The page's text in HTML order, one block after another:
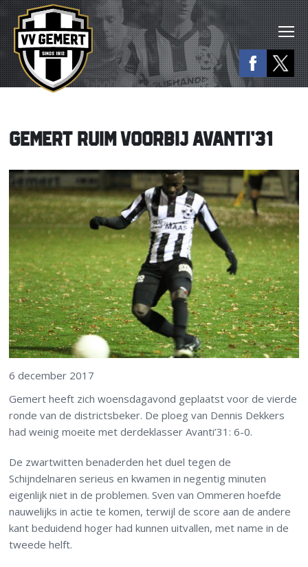
GEMERT RUIM VOORBIJ AVANTI’31
6 december 2017
Gemert heeft zich woensdagavond geplaatst voor de vierde
ronde van de districtsbeker. De ploeg van Dennis Dekkers
had weinig moeite met derdeklasser Avanti’31: 6-0.
De zwartwitten benaderden het duel tegen de
Schijndelnaren serieus en kwamen in negentig minuten
eigenlijk niet in de problemen. Sven van Ommeren hoefde
nauwelijks in actie te komen, terwijl de score aan de andere
kant beduidend hoger had kunnen uitvallen, met name in de
tweede helft.